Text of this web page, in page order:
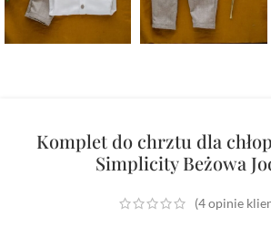
Komplet do chrztu dla
Simplicity Beżowa
(4opinie